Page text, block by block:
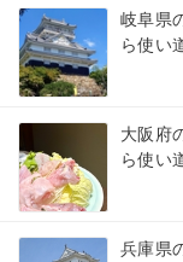
岐阜県
ら使い
大阪府
ら使い
兵庫県